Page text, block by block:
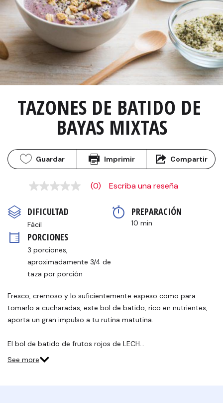
TAZONES DE BATIDO DE
BAYAS MIXTAS
Guardar Imprimir Compartir
Sin
en
la
misma
página.
(0) Escriba una reseña
DIFICULTAD
Fácil
PREPARACIÓN
10 min
PORCIONES
3 porciones,
aproximadamente 3/4 de
taza por porción
Fresco, cremoso y lo suficientemente espeso como para
tomarlo a cucharadas, este bol de batido, rico en nutrientes,
aporta un gran impulso a tu rutina matutina.
El bol de batido de frutos rojos de LECH…
See more